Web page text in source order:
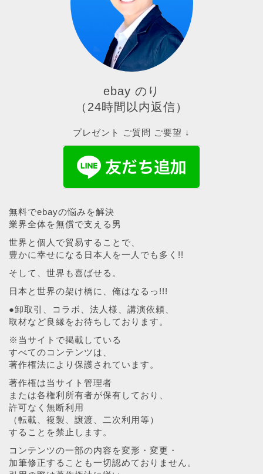
ebay のり
（24時間以内返信）
プレゼント ご質問 ご要望 ↓
無料でebayの悩みを解決
業界全体を無償で支える男
世界と個人で貿易することで、
豊かに幸せになる日本人を一人でも多く!!
そして、世界も喜ばせる。
日本と世界の架け橋に、俺はなるっ!!!
●卸取引、コラボ、法人様、講演依頼、
取材など良縁をお待ちしております。
※当サイトで掲載している
すべてのコンテンツは、
著作権法により保護されています。
著作権は当サイト管理者
または各権利所有者が保有しており、
許可なく無断利用
（転載、複製、譲渡、二次利用等）
することを禁止します。
コンテンツの一部の内容を変形・変更・
加筆修正することも一切認めておりません。